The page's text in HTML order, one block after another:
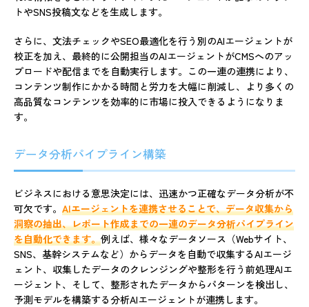
トやSNS投稿文などを生成します。
さらに、文法チェックやSEO最適化を行う別のAIエージェントが
校正を加え、最終的に公開担当のAIエージェントがCMSへのアッ
プロードや配信までを自動実行します。この一連の連携により、
コンテンツ制作にかかる時間と労力を大幅に削減し、より多くの
高品質なコンテンツを効率的に市場に投入できるようになりま
す。
データ分析パイプライン構築
ビジネスにおける意思決定には、迅速かつ正確なデータ分析が不
可欠です。 AIエージェントを連携させることで、データ収集から
洞察の抽出、レポート作成までの一連のデータ分析パイプライン
を自動化できます。例えば、様々なデータソース（Webサイト、
SNS、基幹システムなど）からデータを自動で収集するAIエージ
ェント、収集したデータのクレンジングや整形を行う前処理AIエ
ージェント、そして、整形されたデータからパターンを検出し、
予測モデルを構築する分析AIエージェントが連携します。